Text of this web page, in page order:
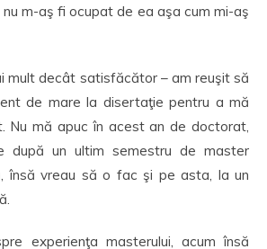
m-aş fi ocupat de ea aşa cum mi-aş
mult decât satisfăcător – am reuşit să
de mare la disertaţie pentru a mă
Nu mă apuc în acest an de doctorat,
după un ultim semestru de master
însă vreau să o fac şi pe asta, la un
experienţa masterului, acum însă